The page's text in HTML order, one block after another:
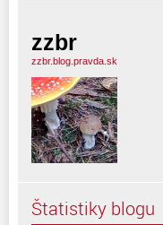
zzbr
zzbr.blog.pravda.sk
Štatistiky blogu